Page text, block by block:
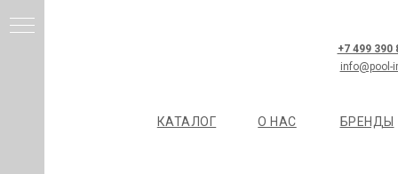
О НАС
КАТАЛОГ БРЕНДЫ
+7 499 390
info@pool-